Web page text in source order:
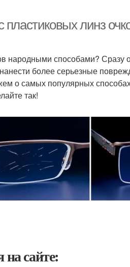
пластиковых линз
народными способами?
более серьезные
о самых популярных
так!
сайте: